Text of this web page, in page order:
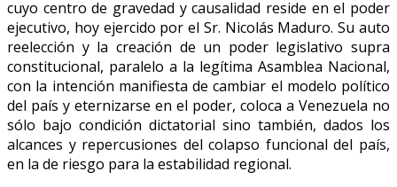
cuyo centro de gravedad y causalidad reside en el poder
ejecutivo, hoy ejercido por el Sr. Nicolás Maduro. Su auto
reelección y la creación de un poder legislativo supra
constitucional, paralelo a la legítima Asamblea Nacional,
con la intención manifiesta de cambiar el modelo político
del país y eternizarse en el poder, coloca a Venezuela no
sólo bajo condición dictatorial sino también, dados los
alcances y repercusiones del colapso funcional del país,
en la de riesgo para la estabilidad regional.